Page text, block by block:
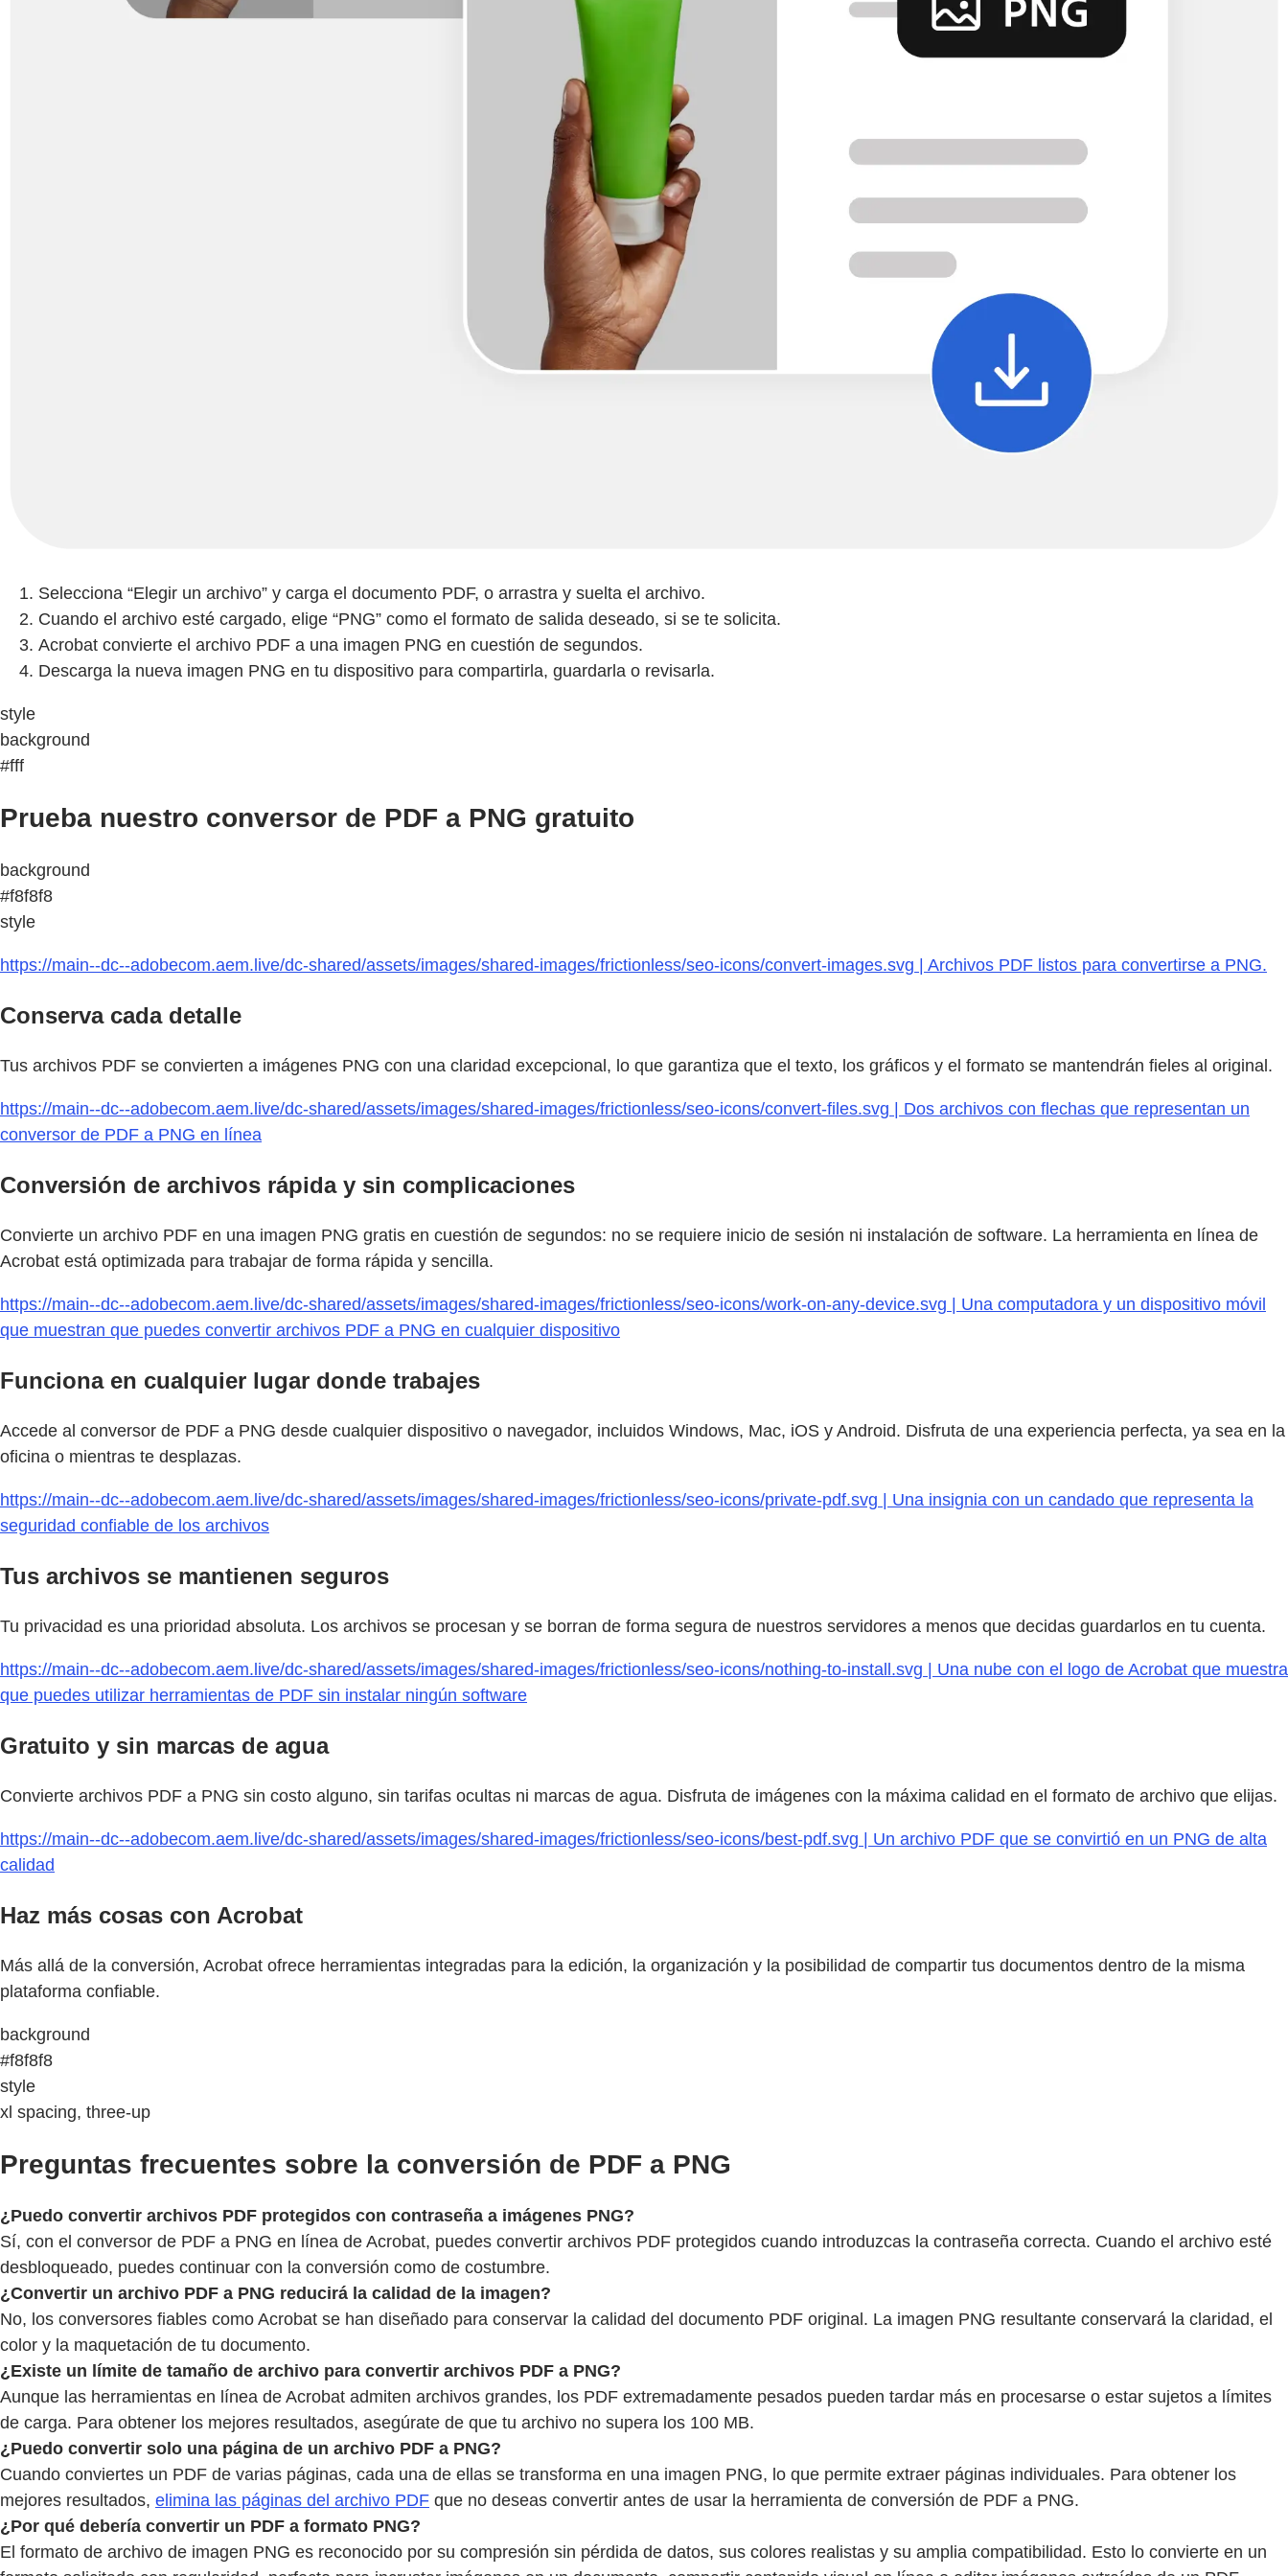
Selecciona “Elegir un archivo” y carga el documento PDF, o arrastra y suelta el archivo.
Cuando el archivo esté cargado, elige “PNG” como el formato de salida deseado, si se te solicita.
Acrobat convierte el archivo PDF a una imagen PNG en cuestión de segundos.
Descarga la nueva imagen PNG en tu dispositivo para compartirla, guardarla o revisarla.
style
background
#fff
Prueba nuestro conversor de PDF a PNG gratuito
background
#f8f8f8
style
https://main--dc--adobecom.aem.live/dc-shared/assets/images/shared-images/frictionless/seo-icons/convert-images.svg | Archivos PDF listos para convertirse a PNG.
Conserva cada detalle
Tus archivos PDF se convierten a imágenes PNG con una claridad excepcional, lo que garantiza que el texto, los gráficos y el formato se mantendrán fieles al original.
https://main--dc--adobecom.aem.live/dc-shared/assets/images/shared-images/frictionless/seo-icons/convert-files.svg | Dos archivos con flechas que representan un
conversor de PDF a PNG en línea
Conversión de archivos rápida y sin complicaciones
Convierte un archivo PDF en una imagen PNG gratis en cuestión de segundos: no se requiere inicio de sesión ni instalación de software. La herramienta en línea de
Acrobat está optimizada para trabajar de forma rápida y sencilla.
https://main--dc--adobecom.aem.live/dc-shared/assets/images/shared-images/frictionless/seo-icons/work-on-any-device.svg | Una computadora y un dispositivo móvil
que muestran que puedes convertir archivos PDF a PNG en cualquier dispositivo
Funciona en cualquier lugar donde trabajes
Accede al conversor de PDF a PNG desde cualquier dispositivo o navegador, incluidos Windows, Mac, iOS y Android. Disfruta de una experiencia perfecta, ya sea en la
oficina o mientras te desplazas.
https://main--dc--adobecom.aem.live/dc-shared/assets/images/shared-images/frictionless/seo-icons/private-pdf.svg | Una insignia con un candado que representa la
seguridad confiable de los archivos
Tus archivos se mantienen seguros
Tu privacidad es una prioridad absoluta. Los archivos se procesan y se borran de forma segura de nuestros servidores a menos que decidas guardarlos en tu cuenta.
https://main--dc--adobecom.aem.live/dc-shared/assets/images/shared-images/frictionless/seo-icons/nothing-to-install.svg | Una nube con el logo de Acrobat que muestra
que puedes utilizar herramientas de PDF sin instalar ningún software
Gratuito y sin marcas de agua
Convierte archivos PDF a PNG sin costo alguno, sin tarifas ocultas ni marcas de agua. Disfruta de imágenes con la máxima calidad en el formato de archivo que elijas.
https://main--dc--adobecom.aem.live/dc-shared/assets/images/shared-images/frictionless/seo-icons/best-pdf.svg | Un archivo PDF que se convirtió en un PNG de alta
calidad
Haz más cosas con Acrobat
Más allá de la conversión, Acrobat ofrece herramientas integradas para la edición, la organización y la posibilidad de compartir tus documentos dentro de la misma
plataforma confiable.
background
#f8f8f8
style
xl spacing, three-up
Preguntas frecuentes sobre la conversión de PDF a PNG
¿Puedo convertir archivos PDF protegidos con contraseña a imágenes PNG?
Sí, con el conversor de PDF a PNG en línea de Acrobat, puedes convertir archivos PDF protegidos cuando introduzcas la contraseña correcta. Cuando el archivo esté
desbloqueado, puedes continuar con la conversión como de costumbre.
¿Convertir un archivo PDF a PNG reducirá la calidad de la imagen?
No, los conversores fiables como Acrobat se han diseñado para conservar la calidad del documento PDF original. La imagen PNG resultante conservará la claridad, el
color y la maquetación de tu documento.
¿Existe un límite de tamaño de archivo para convertir archivos PDF a PNG?
Aunque las herramientas en línea de Acrobat admiten archivos grandes, los PDF extremadamente pesados pueden tardar más en procesarse o estar sujetos a límites
de carga. Para obtener los mejores resultados, asegúrate de que tu archivo no supera los 100 MB.
¿Puedo convertir solo una página de un archivo PDF a PNG?
Cuando conviertes un PDF de varias páginas, cada una de ellas se transforma en una imagen PNG, lo que permite extraer páginas individuales. Para obtener los
mejores resultados, elimina las páginas del archivo PDF que no deseas convertir antes de usar la herramienta de conversión de PDF a PNG.
¿Por qué debería convertir un PDF a formato PNG?
El formato de archivo de imagen PNG es reconocido por su compresión sin pérdida de datos, sus colores realistas y su amplia compatibilidad. Esto lo convierte en un